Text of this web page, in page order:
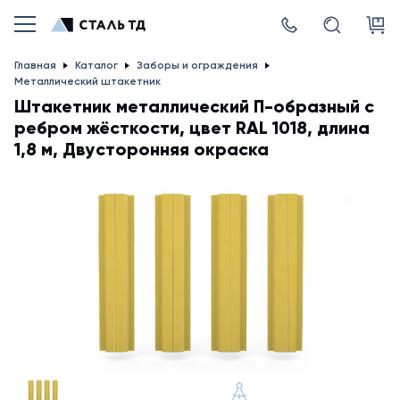
Главная Каталог
Заборы и ограждения
Металлический штакетник
Штакетник металлический П-образный с
ребром жёсткости, цвет RAL 1018, длина
1,8 м, Двусторонняя окраска